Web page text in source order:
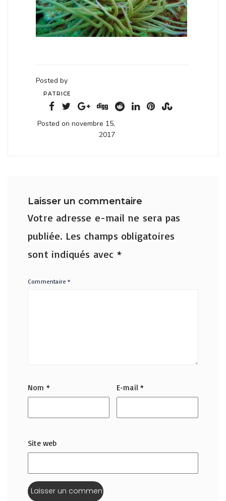
Posted by
PATRICE
Posted on novembre 15,
2017
Laisser un commentaire
Votre adresse e-mail ne sera pas
publiée. Les champs obligatoires
sont indiqués avec *
Commentaire*
Nom * E-mail*
Site web